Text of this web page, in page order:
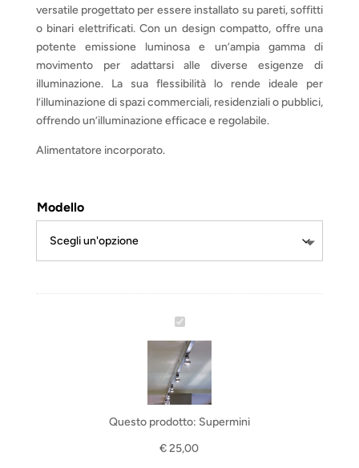
versatile progettato per essere installato su pareti, soffitti
o binari elettrificati. Con un design compatto, offre una
potente emissione luminosa e un’ampia gamma di
movimento per adattarsi alle diverse esigenze di
illuminazione. La sua flessibilità lo rende ideale per
l’illuminazione di spazi commerciali, residenziali o pubblici,
offrendo un’illuminazione efficace e regolabile.
Alimentatore incorporato.
Modello
S
u
p
e
r
m
n
Questo prodotto: Supermini
€25,00